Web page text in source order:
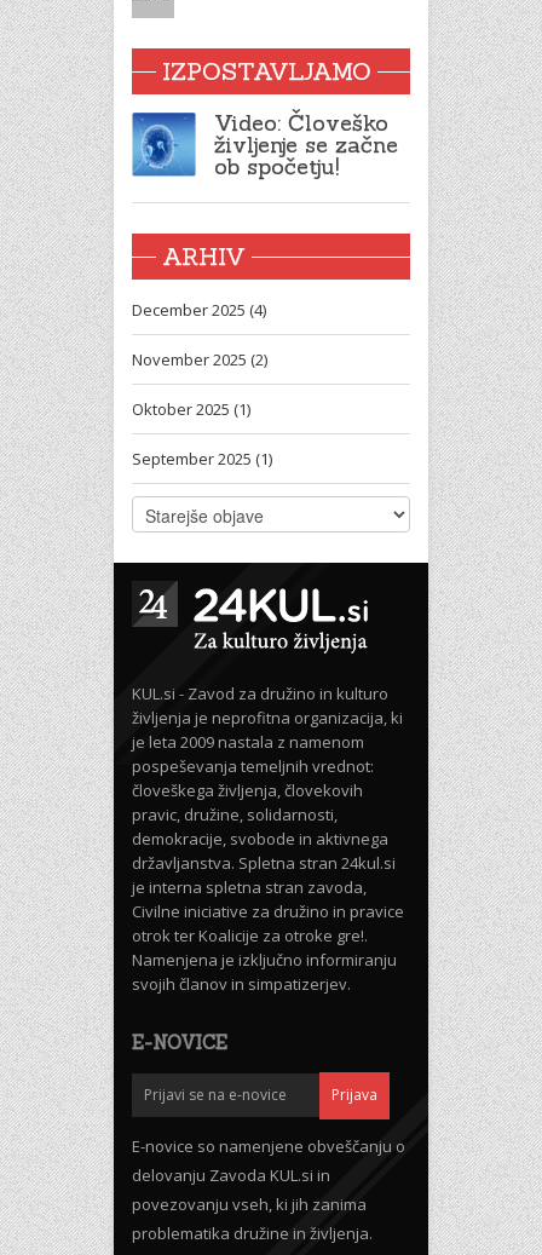
IZPOSTAVLJAMO
Video: Človeško
življenje se začne
ob spočetju!
ARHIV
December 2025 (4)
November 2025 (2)
Oktober 2025 (1)
September 2025 (1)
KUL.si - Zavod za družino in kulturo
življenja je neprofitna organizacija, ki
je leta 2009 nastala z namenom
pospeševanja temeljnih vrednot:
človeškega življenja, človekovih
pravic, družine, solidarnosti,
demokracije, svobode in aktivnega
državljanstva. Spletna stran 24kul.si
je interna spletna stran zavoda,
Civilne iniciative za družino in pravice
otrok ter Koalicije za otroke gre!.
Namenjena je izključno informiranju
svojih članov in simpatizerjev.
E-NOVICE
E-novice so namenjene obveščanju o
delovanju Zavoda KUL.si in
povezovanju vseh, ki jih zanima
problematika družine in življenja.